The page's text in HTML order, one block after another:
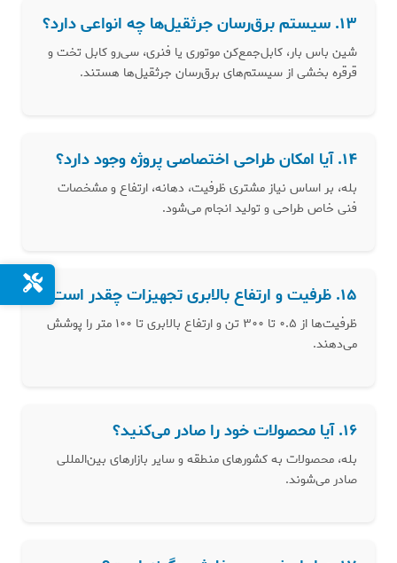
۱۳. سیستم برق‌رسان جرثقیل‌ها چه انواعی دارد؟
شین باس بار، کابل‌جمع‌کن موتوری یا فنری، سی‌رو کابل تخت و
قرقره بخشی از سیستم‌های برق‌رسان جرثقیل‌ها هستند.
۱۴. آیا امکان طراحی اختصاصی پروژه وجود دارد؟
بله، بر اساس نیاز مشتری ظرفیت، دهانه، ارتفاع و مشخصات
فنی خاص طراحی و تولید انجام می‌شود.
۱۵. ظرفیت و ارتفاع بالابری تجهیزات چقدر است؟
ظرفیت‌ها از ۰.۵ تا ۳۰۰ تن و ارتفاع بالابری تا ۱۰۰ متر را پوشش
می‌دهند.
۱۶. آیا محصولات خود را صادر می‌کنید؟
بله، محصولات به کشورهای منطقه و سایر بازارهای بین‌المللی
صادر می‌شوند.